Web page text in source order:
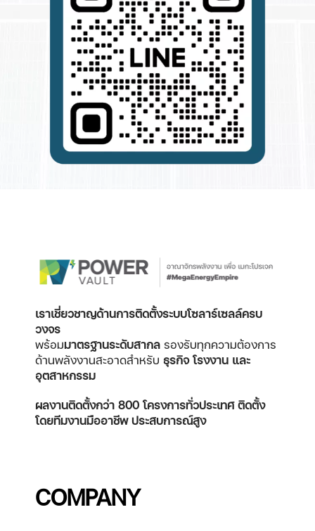
เราเชี่ยวชาญด้านการติดตั้งระบบโซลาร์เซลล์ครบ
วงจร
พร้อมมาตรฐานระดับสากล รองรับทุกความต้องการ
ด้านพลังงานสะอาดสำหรับ ธุรกิจ โรงงาน และ
อุตสาหกรรม
ผลงานติดตั้งกว่า 800 โครงการทั่วประเทศติดตั้ง
โดยทีมงานมืออาชีพ ประสบการณ์สูง
COMPANY